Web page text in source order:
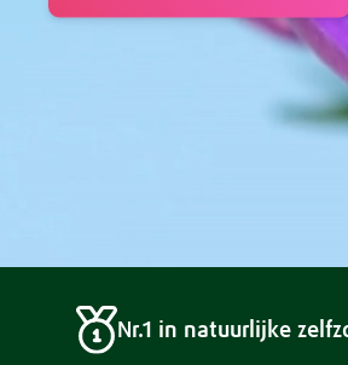
Nr.1 in natuurlijke